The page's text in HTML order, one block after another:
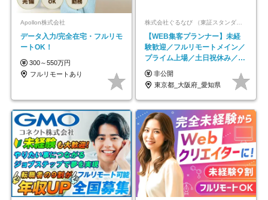
Apollon株式会社
データ入力/完全在宅・フルリモ
ートOK！
300～550万円
フルリモートあり
株式会社ぐるなび （東証スタンダード上場）
【WEB集客プランナー】未経
験歓迎／フルリモートメイン／
プライム上場／土日祝休み／東
京・大阪・名古屋
非公開
東京都_大阪府_愛知県